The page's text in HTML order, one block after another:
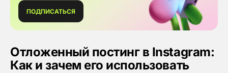
ПОДПИСАТЬСЯ
Отложенный постинг в Instagram:
Как и зачем его использовать